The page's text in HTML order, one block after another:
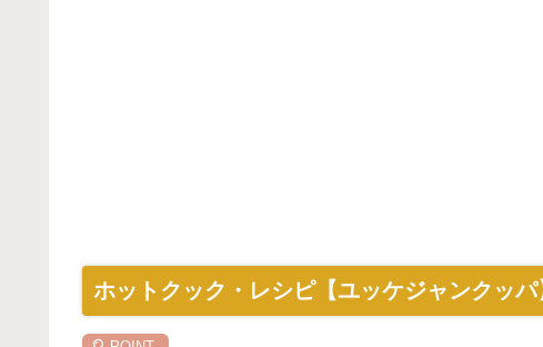
ホットクック・レシピ【ユッケジャンクッ